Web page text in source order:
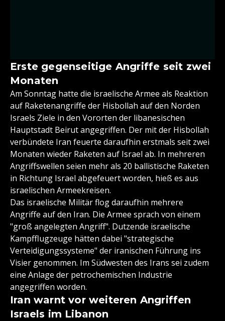
Erste gegenseitige Angriffe seit zwei
Monaten
Am Sonntag hatte die israelische Armee als Reaktion
auf Raketenangriffe der Hisbollah auf den Norden
Israels Ziele in den Vororten der libanesischen
Hauptstadt Beirut angegriffen. Der mit der Hisbollah
verbündete Iran feuerte daraufhin erstmals seit zwei
Monaten wieder Raketen auf Israel ab. In mehreren
Angriffswellen seien mehr als 20 ballistische Raketen
in Richtung Israel abgefeuert worden, hieß es aus
israelischen Armeekreisen.
Das israelische Militär flog daraufhin mehrere
Angriffe auf den Iran. Die Armee sprach von einem
"groß angelegten Angriff". Dutzende israelische
Kampfflugzeuge hätten dabei "strategische
Verteidigungssysteme" der iranischen Führung ins
Visier genommen. Im Südwesten des Irans sei zudem
eine Anlage der petrochemischen Industrie
angegriffen worden.
Iran warnt vor weiteren Angriffen
Israels im Libanon